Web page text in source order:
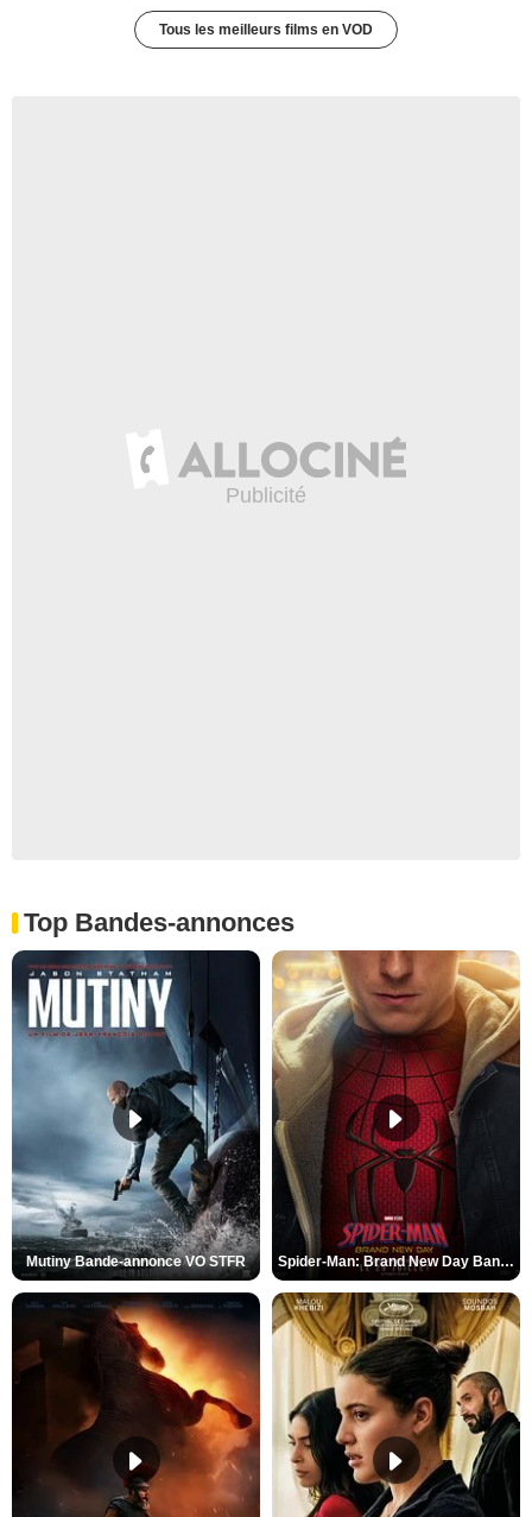
Tous les meilleurs films en VOD
Top Bandes-annonces
Mutiny Bande-annonce VO STFR Spider-Man: Brand New Day Bande-annonce VO STFR